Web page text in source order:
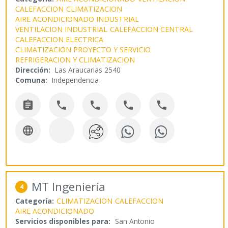
CALEFACCION CLIMATIZACION
AIRE ACONDICIONADO INDUSTRIAL
VENTILACION INDUSTRIAL CALEFACCION CENTRAL
CALEFACCION ELECTRICA
CLIMATIZACION PROYECTO Y SERVICIO
REFRIGERACION Y CLIMATIZACION
Dirección: Las Araucarias 2540
Comuna: Independencia
    

4 MT Ingeniería
Categoría: CLIMATIZACION CALEFACCION
AIRE ACONDICIONADO
Servicios disponibles para: San Antonio